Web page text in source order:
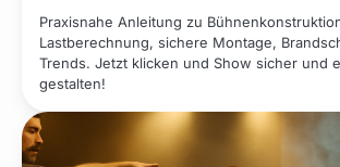
Praxisnahe Anleitung zu
Lastberechnung, sichere Montage,
Trends. Jetzt klicken und Show sicher und
gestalten!